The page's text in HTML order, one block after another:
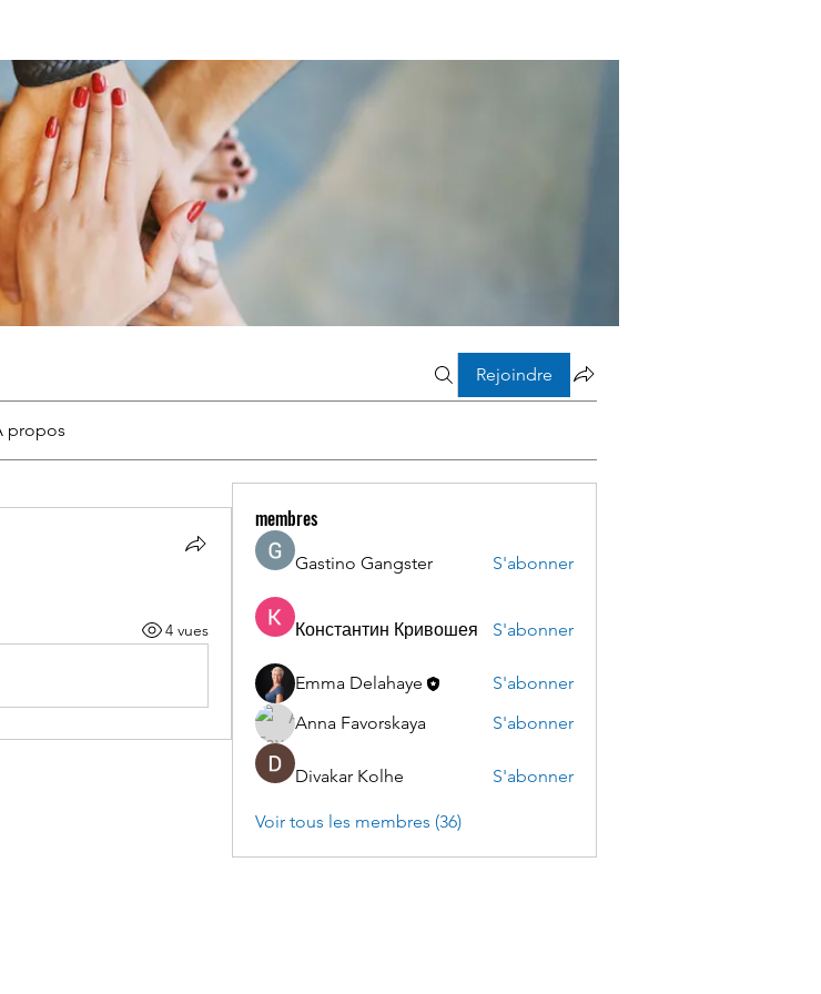
Rejoindre
propos
4 vues
membres
Gastino Gangster S'abonner
Константин Кривошея S'abonner
Emma Delahaye
S'abonner
Anna Favorskaya
S'abonner
Divakar Kolhe S'abonner
Voir tous les membres (36)